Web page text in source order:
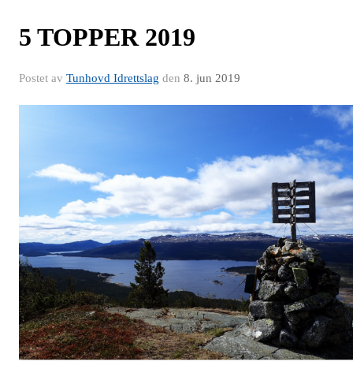
5 TOPPER 2019
Postet av Tunhovd Idrettslag den 8. jun 2019